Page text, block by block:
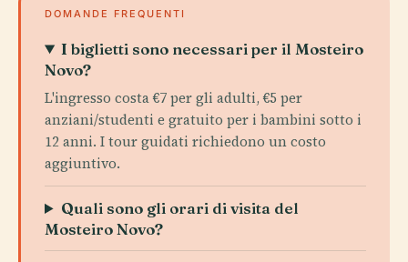
DOMANDE FREQUENTI
I biglietti sono necessari per il Mosteiro
Novo?
L'ingresso costa €7 per gli adulti, €5 per
anziani/studenti e gratuito per i bambini sotto i
12 anni. I tour guidati richiedono un costo
aggiuntivo.
Quali sono gli orari di visita del
Mosteiro Novo?